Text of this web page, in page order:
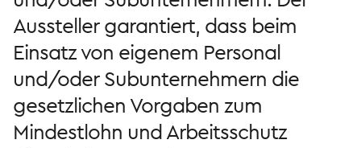
Aussteller garantiert, dass beim
Einsatz von eigenem Personal
und/oder Subunternehmern die
gesetzlichen Vorgaben zum
Mindestlohn und Arbeitsschutz